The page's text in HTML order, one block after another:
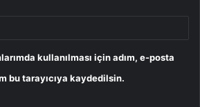
kullanılması için adım, e-posta
bu tarayıcıya kaydedilsin.